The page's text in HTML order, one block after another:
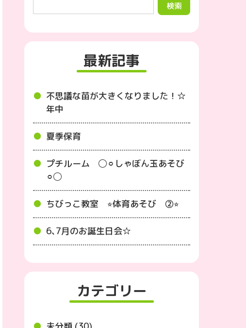
最新記事
不思議な苗が大きくなりました！☆
年中
夏季保育
プチルーム ◯⚪︎しゃぼん玉あそび
⚪︎◯
ちびっこ教室 ⭐︎体育あそび ②⭐︎
6､7月のお誕生日会☆
カテゴリー